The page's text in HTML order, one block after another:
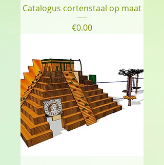
Catalogus cortenstaal op maat
Price
€0.00